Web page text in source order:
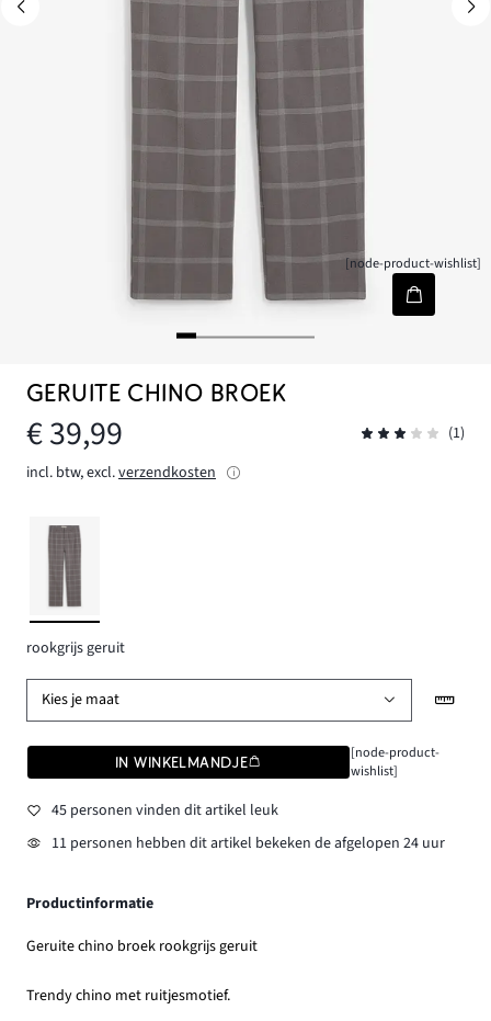
[node-product-wishlist]
GERUITE CHINO BROEK
€ 39,99
(1)
incl. btw, excl.verzendkosten
rookgrijs geruit
Kies je maat
IN WINKELMANDJE
[node-product-
wishlist]
45 personen vinden dit artikel leuk
11 personen hebben dit artikel bekeken de afgelopen 24 uur
Productinformatie
Geruite chino broek rookgrijs geruit
Trendy chino met ruitjesmotief.